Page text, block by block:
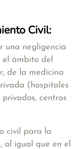
Civil:
una negligencia
ámbito del
de la medicina
(hospitales
centros
civil para la
al igual que en el